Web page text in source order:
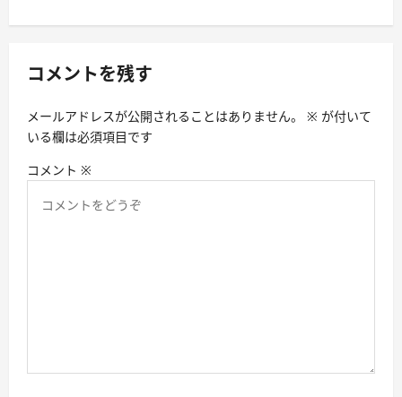
コメントを残す
メールアドレスが公開されることはありません。 ※ が付いて
いる欄は必須項目です
コメント ※